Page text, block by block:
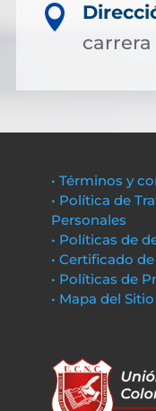

carrera
• Términos y
• Política de
Personales
• Políticas de
• Certificado
• Políticas de
• Mapa del Sitio